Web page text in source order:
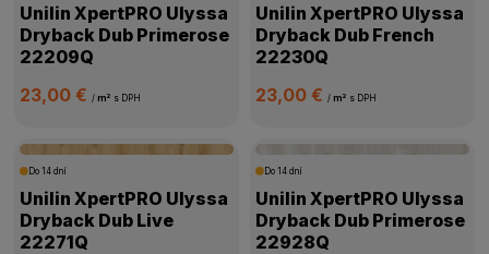
Unilin XpertPRO Ulyssa
Dryback Dub Primerose
22209Q
23,00 €/ m² s DPH
Unilin XpertPRO Ulyssa
Dryback Dub French
22230Q
23,00 € / m² s DPH
Do 14 dní
Unilin XpertPRO Ulyssa
Dryback Dub Live
22271Q
Do 14 dní
Unilin XpertPRO Ulyssa
Dryback Dub Primerose
22928Q